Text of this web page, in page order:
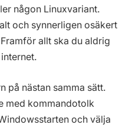
någon Linuxvariant.
och synnerligen osäkert
allt ska du aldrig
på nästan samma sätt.
med kommandotolk
och välja